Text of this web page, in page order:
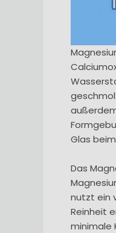
Glas
Das
nutzt ein
Reinheit
minimale